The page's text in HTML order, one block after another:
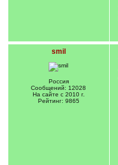
smil
Россия
Сообщений: 12028
На сайте с 2010 г.
Рейтинг: 9865